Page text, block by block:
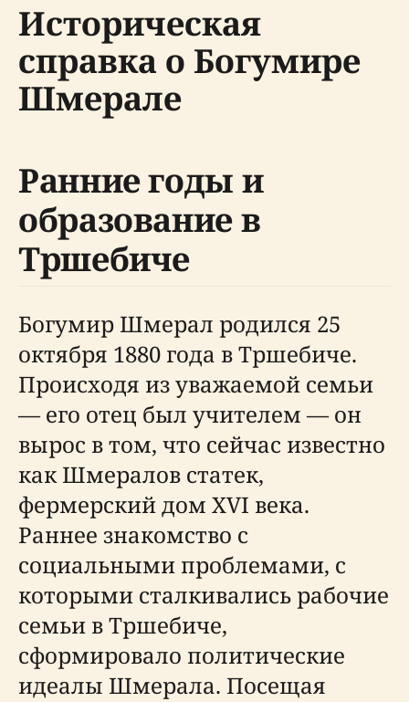
Историческая
справка о Богумире
Шмерале
Ранние годы и
образование в
Тршебиче
Богумир Шмерал родился 25
октября 1880 года в Тршебиче.
Происходя из уважаемой семьи
— его отец был учителем — он
вырос в том, что сейчас известно
как Шмералов статек,
фермерский дом XVI века.
Раннее знакомство с
социальными проблемами, с
которыми сталкивались рабочие
семьи в Тршебиче,
сформировало политические
идеалы Шмерала. Посещая